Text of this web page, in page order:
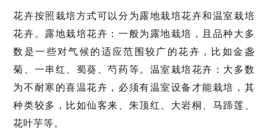
花卉按照栽培方式可以分为露地栽培花卉和温室栽培
花卉。露地栽培花卉：一般为露地栽培，且品种大多
数是一些对气候的适应范围较广的花卉，比如金盏
菊、一串红、蜀葵、芍药等。温室栽培花卉：大多数
为不耐寒的喜温花卉，必须有温室设备才能栽培，其
种类较多，比如仙客来、朱顶红、大岩桐、马蹄莲、
花叶芋等。